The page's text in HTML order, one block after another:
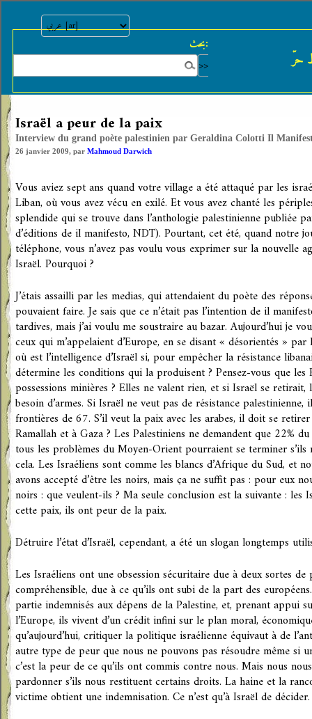
بحث:
حرّ
Israël a peur de la paix
Interview du grand poète palestinien par Geraldina Colotti Il
26 janvier 2009, par Mahmoud Darwich
Vous aviez sept ans quand votre village a été attaqué par les
Liban, où vous avez vécu en exilé. Et vous avez chanté les
splendide qui se trouve dans l’anthologie palestinienne publiée
d’éditions de il manifesto, NDT). Pourtant, cet été, quand notre
téléphone, vous n’avez pas voulu vous exprimer sur la nouvelle
Israël. Pourquoi ?
J’étais assailli par les medias, qui attendaient du poète des
pouvaient faire. Je sais que ce n’était pas l’intention de il
tardives, mais j’ai voulu me soustraire au bazar. Aujourd’hui je
ceux qui m’appelaient d’Europe, en se disant « désorientés »
où est l’intelligence d’Israël si, pour empêcher la résistance
détermine les conditions qui la produisent ? Pensez-vous que les
possessions minières ? Elles ne valent rien, et si Israël se retirait,
besoin d’armes. Si Israël ne veut pas de résistance
frontières de 67. S’il veut la paix avec les arabes, il doit se
Ramallah et à Gaza ? Les Palestiniens ne demandent que 22%
tous les problèmes du Moyen-Orient pourraient se terminer s’ils
cela. Les Israéliens sont comme les blancs d’Afrique du Sud, et
avons accepté d’être les noirs, mais ça ne suffit pas : pour eux
noirs : que veulent-ils ? Ma seule conclusion est la suivante : les
cette paix, ils ont peur de la paix.
Détruire l’état d’Israël, cependant, a été un slogan longtemps
Les Israéliens ont une obsession sécuritaire due à deux sortes
compréhensible, due à ce qu’ils ont subi de la part des
partie indemnisés aux dépens de la Palestine, et, prenant appui
l’Europe, ils vivent d’un crédit infini sur le plan moral,
qu’aujourd’hui, critiquer la politique israélienne équivaut à de
autre type de peur que nous ne pouvons pas résoudre même si
c’est la peur de ce qu’ils ont commis contre nous. Mais nous
pardonner s’ils nous restituent certains droits. La haine et la
victime obtient une indemnisation. Ce n’est qu’à Israël de décider.